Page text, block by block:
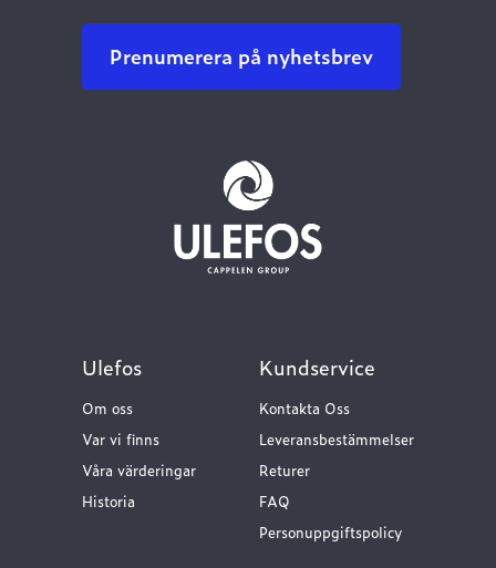
Prenumerera på nyhetsbrev
Ulefos
Om oss
Var vi finns
Våra värderingar
Historia
Kundservice
Kontakta Oss
Leveransbestämmelser
Returer
FAQ
Personuppgiftspolicy